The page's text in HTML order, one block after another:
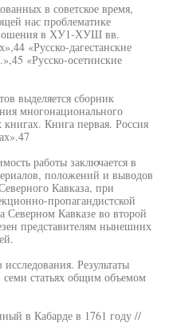
в советское время,
нас проблематике
в ХУ1-ХУШ вв.
«Русско-дагестанские
«Русско-осетинские
выделяется сборник
многонационального
книгах. Книга первая. Россия
работы заключается в
положений и выводов
Кавказа, при
пропагандистской
Северном Кавказе во второй
представителям нынешних
Результаты
статьях общим объемом
в Кабарде в 1761 году //